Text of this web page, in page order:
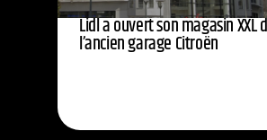
Lidl a ouvert son magasin XXL
l’ancien garage Citroën